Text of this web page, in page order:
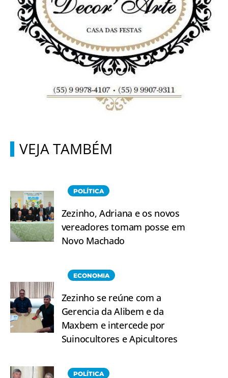
VEJA TAMBÉM
POLÍTICA
Zezinho, Adriana e os novos
vereadores tomam posse em
Novo Machado
ECONOMIA
Zezinho se reúne com a
Gerencia da Alibem e da
Maxbem e intercede por
Suinocultores e Apicultores
POLÍTICA